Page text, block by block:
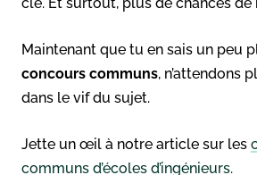
Maintenant que tu en sais un peu
concours communs, n’attendons
dans le vif du sujet.
Jette un œil à notre article sur les
communs d’écoles d’ingénieurs.